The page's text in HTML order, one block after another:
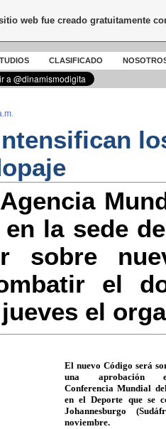
CLASIFICADO
la sede
sobre
el
el
El nuevo Código será
una
Conferencia Mundial
en el Deporte que se
Johannesburgo
noviembre.
web fue creado gratuitamente